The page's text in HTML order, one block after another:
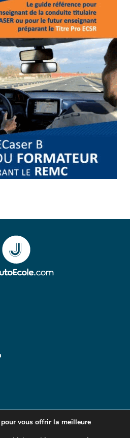
vous offrir la meilleure